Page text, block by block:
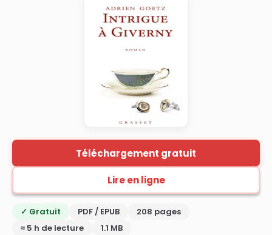
Téléchargement gratuit
Lire en ligne
✓ Gratuit PDF / EPUB
208 pages
≈ 5 h de lecture
1.1 MB